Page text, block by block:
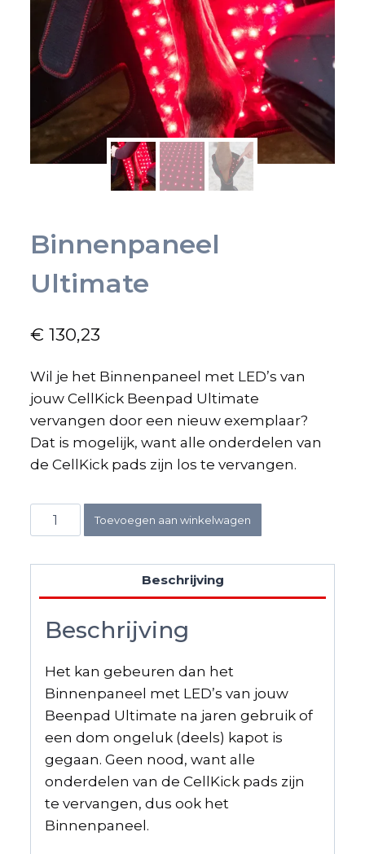
Binnenpaneel
Ultimate
€ 130,23
Wil je het Binnenpaneel met LED’s van
jouw CellKick Beenpad Ultimate
vervangen door een nieuw exemplaar?
Dat is mogelijk, want alle onderdelen van
de CellKick pads zijn los te vervangen.
Binnenpaneel
Ultimate
Toevoegen aan winkelwagen
Beschrijving
Beschrijving
Het kan gebeuren dan het
Binnenpaneel met LED’s van jouw
Beenpad Ultimate na jaren gebruik of
een dom ongeluk (deels) kapot is
gegaan. Geen nood, want alle
onderdelen van de CellKick pads zijn
te vervangen, dus ook het
Binnenpaneel.